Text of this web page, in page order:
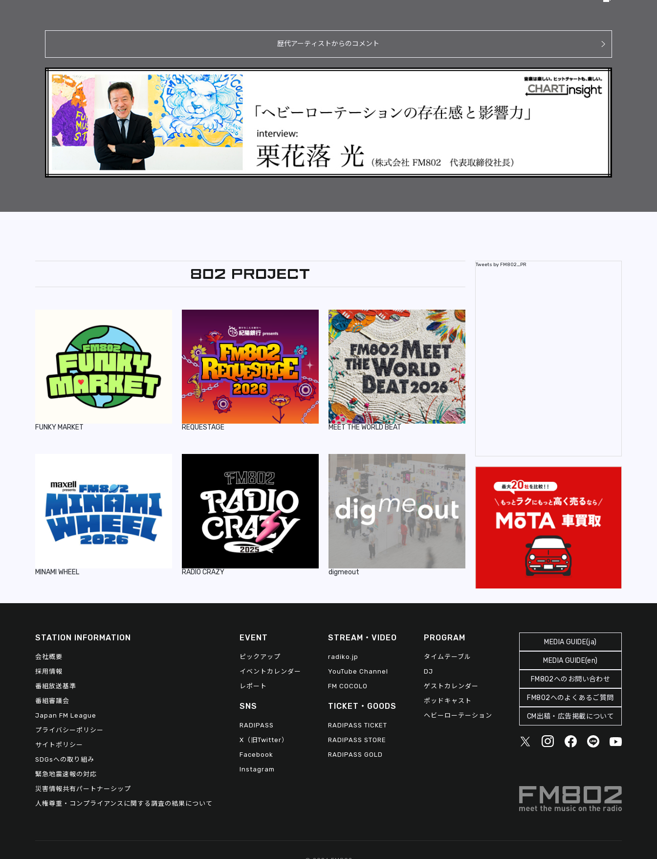
歴代アーティストからのコメント
FUNKY MARKET REQUESTAGE MEET THE WORLD BEAT
MINAMI WHEEL RADIO CRAZY digmeout
Tweets by FM802_PR
STATION INFORMATION
会社概要
採用情報
番組放送基準
番組審議会
Japan FM League
プライバシーポリシー
サイトポリシー
SDGsへの取り組み
緊急地震速報の対応
災害情報共有パートナーシップ
人権尊重・コンプライアンスに関する調査の結果について
EVENT
ピックアップ
イベントカレンダー
レポート
SNS
RADIPASS
X（旧Twitter）
Facebook
Instagram
STREAM・VIDEO
radiko.jp
YouTube Channel
FM COCOLO
TICKET・GOODS
RADIPASS TICKET
RADIPASS STORE
RADIPASS GOLD
PROGRAM
タイムテーブル
DJ
ゲストカレンダー
ポッドキャスト
ヘビーローテーション
MEDIA GUIDE(ja)
MEDIA GUIDE(en)
FM802へのお問い合わせ
FM802へのよくあるご質問
CM出稿・広告掲載について